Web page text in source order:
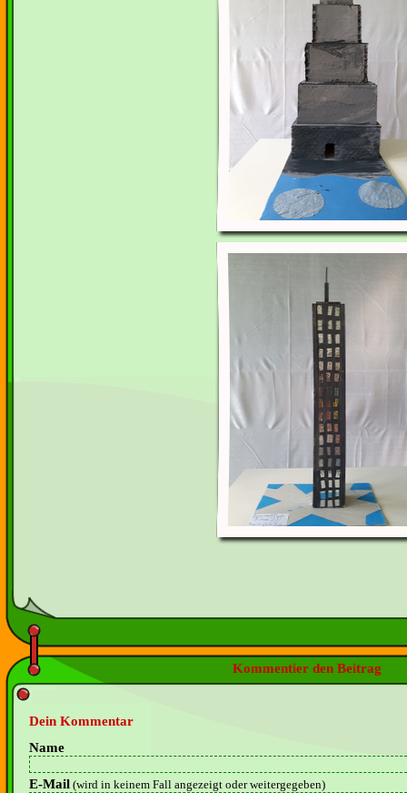
Kommentier den Beitrag
Dein Kommentar
Name
E-Mail (wird in keinem Fall angezeigt oder weitergegeben)